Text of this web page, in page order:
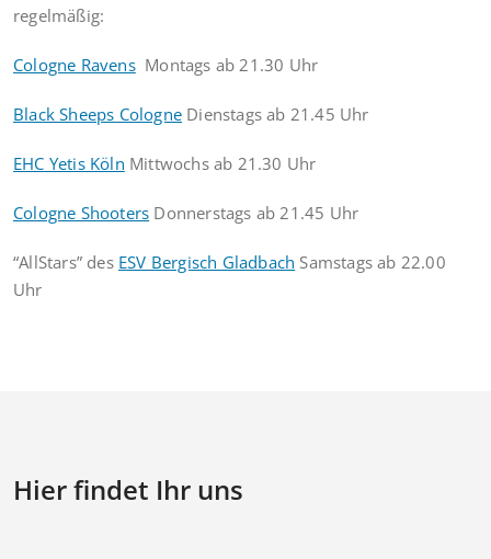
regelmäßig:
Cologne RavensMontags ab 21.30 Uhr
Black Sheeps Cologne Dienstags ab 21.45 Uhr
EHC Yetis Köln Mittwochs ab 21.30 Uhr
Cologne Shooters Donnerstags ab 21.45 Uhr
“AllStars” des ESV Bergisch Gladbach Samstags ab 22.00
Uhr
Hier findet Ihr uns